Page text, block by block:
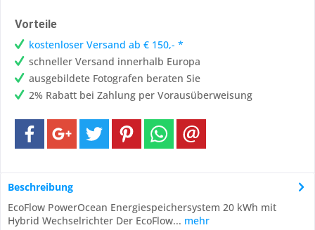
Vorteile
kostenloser Versand ab € 150,- *
schneller Versand innerhalb Europa
ausgebildete Fotografen beraten Sie
2% Rabatt bei Zahlung per Vorausüberweisung
Beschreibung
EcoFlow PowerOcean Energiespeichersystem 20 kWh mit
Hybrid Wechselrichter Der EcoFlow... mehr